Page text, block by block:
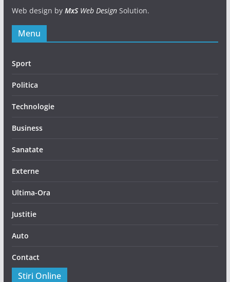
Web design by MxSWeb DesignSolution.
Menu
Sport
Politica
Technologie
Business
Sanatate
Externe
Ultima-Ora
Justitie
Auto
Contact
Stiri Online